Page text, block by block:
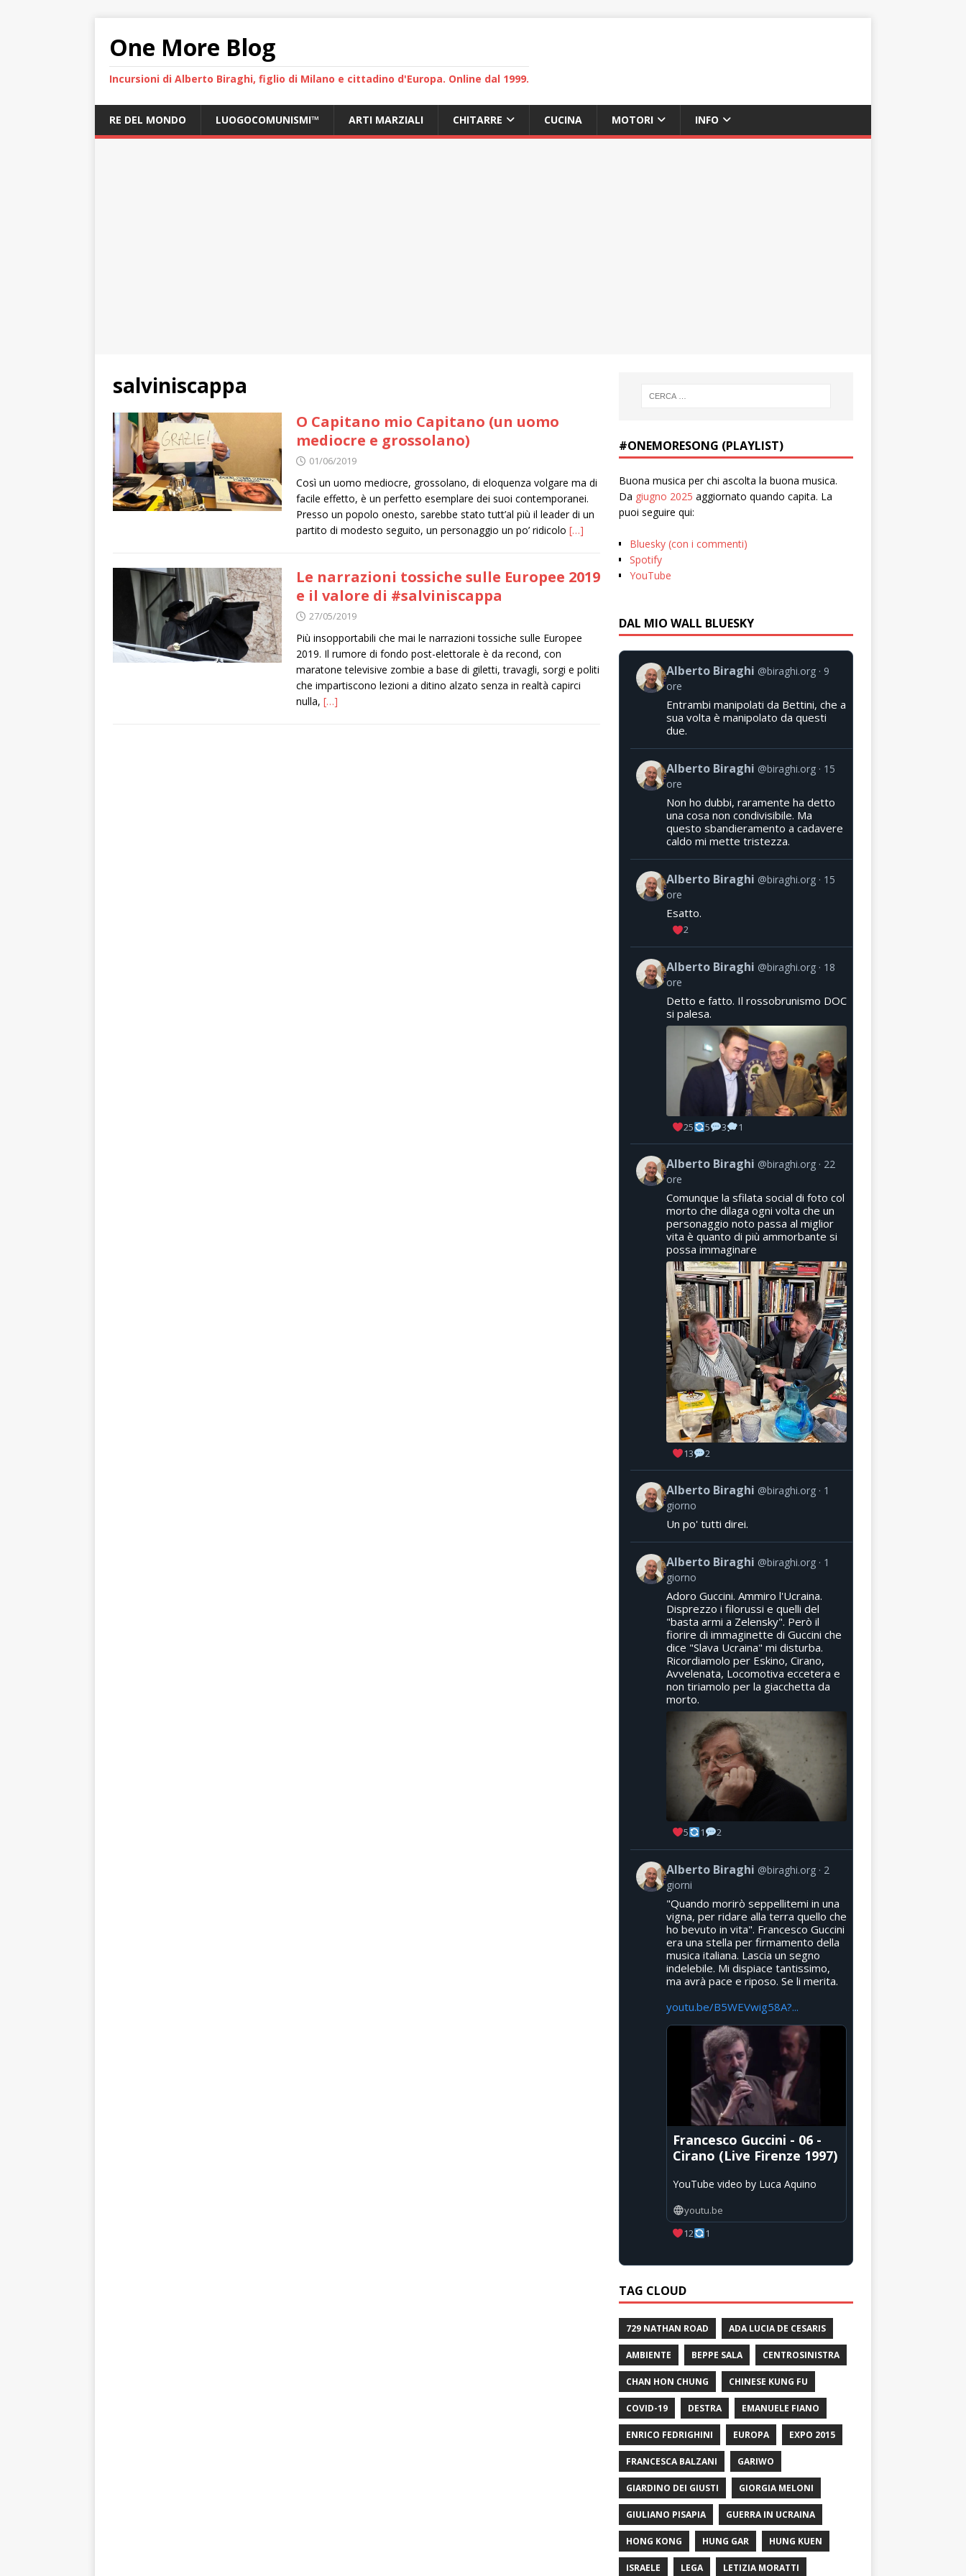
One More Blog
Incursioni di Alberto Biraghi, figlio di Milano e cittadino d'Europa. Online dal 1999.
RE DEL MONDO LUOGOCOMUNISMI™ ARTI MARZIALI CHITARRE CUCINA MOTORI INFO
salviniscappa
O Capitano mio Capitano (un uomo
mediocre e grossolano)
01/06/2019
Così un uomo mediocre, grossolano, di eloquenza volgare ma di
facile effetto, è un perfetto esemplare dei suoi contemporanei.
Presso un popolo onesto, sarebbe stato tutt’al più il leader di un
partito di modesto seguito, un personaggio un po’ ridicolo […]
Le narrazioni tossiche sulle Europee 2019
e il valore di #salviniscappa
27/05/2019
Più insopportabili che mai le narrazioni tossiche sulle Europee
2019. Il rumore di fondo post-elettorale è da recond, con
maratone televisive zombie a base di giletti, travagli, sorgi e politi
che impartiscono lezioni a ditino alzato senza in realtà capirci
nulla, […]
#ONEMORESONG (PLAYLIST)
Buona musica per chi ascolta la buona musica.
Da giugno 2025 aggiornato quando capita. La
puoi seguire qui:
Bluesky (con i commenti)
Spotify
YouTube
DAL MIO WALL BLUESKY
Alberto Biraghi @biraghi.org
9
ore
Entrambi manipolati da Bettini, che a
sua volta è manipolato da questi
due.
Alberto Biraghi @biraghi.org
15
ore
Non ho dubbi, raramente ha detto
una cosa non condivisibile. Ma
questo sbandieramento a cadavere
caldo mi mette tristezza.
Alberto Biraghi @biraghi.org
15
ore
Esatto.
2
Alberto Biraghi @biraghi.org
18
ore
Detto e fatto. Il rossobrunismo DOC
si palesa.
25 5 3 1
Alberto Biraghi @biraghi.org
22
ore
Comunque la sfilata social di foto col
morto che dilaga ogni volta che un
personaggio noto passa al miglior
vita è quanto di più ammorbante si
possa immaginare
13 2
Alberto Biraghi @biraghi.org
1
giorno
Un po' tutti direi.
Alberto Biraghi @biraghi.org
1
giorno
Adoro Guccini. Ammiro l'Ucraina.
Disprezzo i filorussi e quelli del
"basta armi a Zelensky". Però il
fiorire di immaginette di Guccini che
dice "Slava Ucraina" mi disturba.
Ricordiamolo per Eskino, Cirano,
Avvelenata, Locomotiva eccetera e
non tiriamolo per la giacchetta da
morto.
5 1 2
Alberto Biraghi @biraghi.org
2
giorni
"Quando morirò seppellitemi in una
vigna, per ridare alla terra quello che
ho bevuto in vita". Francesco Guccini
era una stella per firmamento della
musica italiana. Lascia un segno
indelebile. Mi dispiace tantissimo,
ma avrà pace e riposo. Se li merita.
youtu.be/B5WEVwig58A?...
Francesco Guccini - 06 -
Cirano (Live Firenze 1997)
YouTube video by Luca Aquino
youtu.be
12
1
TAG CLOUD
729 NATHAN ROAD ADA LUCIA DE CESARIS
AMBIENTE BEPPE SALA CENTROSINISTRA
CHAN HON CHUNG CHINESE KUNG FU
COVID-19 DESTRA EMANUELE FIANO
ENRICO FEDRIGHINI EUROPA EXPO 2015
FRANCESCA BALZANI GARIWO
GIARDINO DEI GIUSTI GIORGIA MELONI
GIULIANO PISAPIA GUERRA IN UCRAINA
HONG KONG HUNG GAR HUNG KUEN
ISRAELE LEGA LETIZIA MORATTI